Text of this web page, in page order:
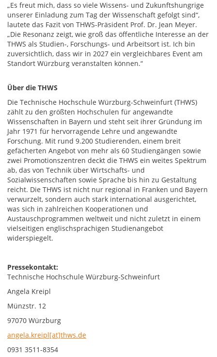
„Es freut mich, dass so viele Wissens- und Zukunftshungrige
unserer Einladung zum Tag der Wissenschaft gefolgt sind“,
lautete das Fazit von THWS-Präsident Prof. Dr. Jean Meyer.
„Die Resonanz zeigt, wie groß das öffentliche Interesse an der
THWS als Studien-, Forschungs- und Arbeitsort ist. Ich bin
zuversichtlich, dass wir in 2027 ein vergleichbares Event am
Standort Würzburg veranstalten können.“
Über die THWS
Die Technische Hochschule Würzburg-Schweinfurt (THWS)
zählt zu den größten Hochschulen für angewandte
Wissenschaften in Bayern und steht seit ihrer Gründung im
Jahr 1971 für hervorragende Lehre und angewandte
Forschung. Mit rund 9.200 Studierenden, einem breit
gefächerten Angebot von mehr als 60 Studiengängen sowie
zwei Promotionszentren deckt die THWS ein weites Spektrum
ab, das von Technik über Wirtschafts- und
Sozialwissenschaften sowie Sprache bis hin zu Gestaltung
reicht. Die THWS ist nicht nur regional in Franken und Bayern
verwurzelt, sondern auch stark international ausgerichtet,
was sich in zahlreichen Kooperationen und
Austauschprogrammen weltweit und nicht zuletzt in einem
vielseitigen englischsprachigen Studienangebot
widerspiegelt.
Pressekontakt:
Technische Hochschule Würzburg-Schweinfurt
Angela Kreipl
Münzstr. 12
97070 Würzburg
angela.kreipl[at]thws.de
0931 3511-8354